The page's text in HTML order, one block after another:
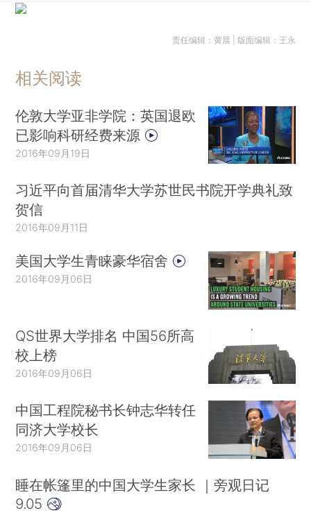
责任编辑：黄晨 | 版面编辑：王永
相关阅读
伦敦大学亚非学院：英国退欧
已影响科研经费来源
2016年09月19日
习近平向首届清华大学苏世民书院开学典礼致
贺信
2016年09月11日
美国大学生青睐豪华宿舍
2016年09月06日
QS世界大学排名 中国56所高
校上榜
2016年09月06日
中国工程院秘书长钟志华转任
同济大学校长
2016年09月06日
睡在帐篷里的中国大学生家长 ｜旁观日记
9.05